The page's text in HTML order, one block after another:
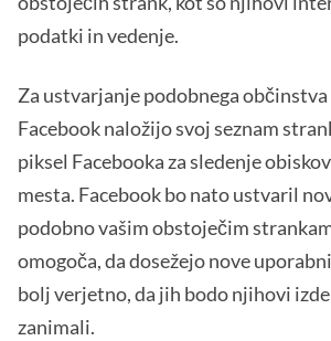
podatki in vedenje.
Za ustvarjanje podobnega
Facebook naložijo svoj seznam
piksel Facebooka za sledenje
mesta. Facebook bo nato ustvaril
podobno vašim obstoječim
omogoča, da dosežejo nove
bolj verjetno, da jih bodo njihovi
zanimali.